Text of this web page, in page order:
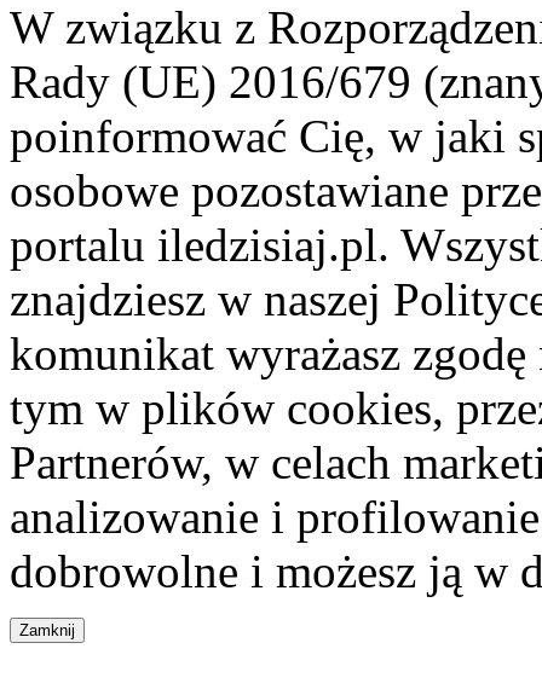
W związku z
Rady (UE) 2016/679
poinformować Cię, w jaki
osobowe pozostawiane
portalu iledzisiaj.pl.
znajdziesz w naszej
komunikat wyrażasz
tym w plików cookies,
Partnerów, w celach
analizowanie i
dobrowolne i możesz ją w